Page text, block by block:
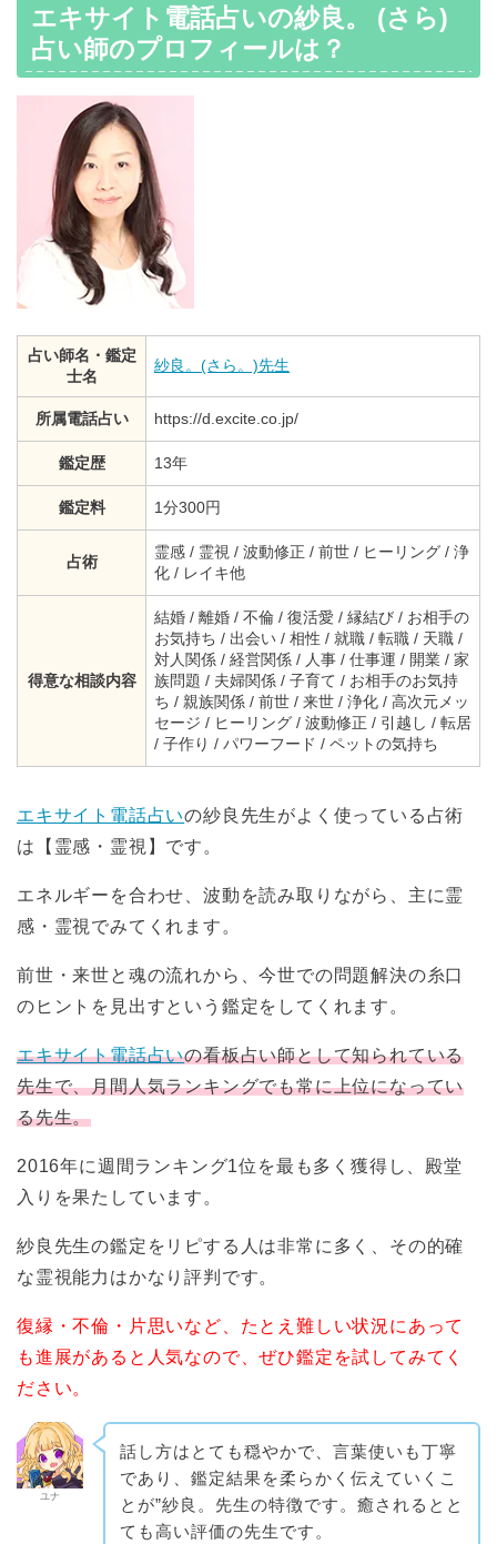
エキサイト電話占いの紗良。 (さら)
占い師のプロフィールは？
占い師名・鑑定
士名
紗良。(さら。)先生
所属電話占い https://d.excite.co.jp/
鑑定歴 13年
鑑定料 1分300円
占術
霊感 / 霊視 / 波動修正 / 前世 / ヒーリング / 浄
化 / レイキ他
得意な相談内容
結婚 / 離婚 / 不倫 / 復活愛 / 縁結び / お相手の
お気持ち / 出会い / 相性 / 就職 / 転職 / 天職 /
対人関係 / 経営関係 / 人事 / 仕事運 / 開業 / 家
族問題 / 夫婦関係 / 子育て / お相手のお気持
ち / 親族関係 / 前世 / 来世 / 浄化 / 高次元メッ
セージ / ヒーリング / 波動修正 / 引越し / 転居
/ 子作り / パワーフード / ペットの気持ち
エキサイト電話占いの紗良先生がよく使っている占術
は【霊感・霊視】です。
エネルギーを合わせ、波動を読み取りながら、主に霊
感・霊視でみてくれます。
前世・来世と魂の流れから、今世での問題解決の糸口
のヒントを見出すという鑑定をしてくれます。
エキサイト電話占いの看板占い師として知られている
先生で、月間人気ランキングでも常に上位になってい
る先生。
2016年に週間ランキング1位を最も多く獲得し、殿堂
入りを果たしています。
紗良先生の鑑定をリピする人は非常に多く、その的確
な霊視能力はかなり評判です。
復縁・不倫・片思いなど、たとえ難しい状況にあって
も進展があると人気なので、ぜひ鑑定を試してみてく
ださい。
ユナ
話し方はとても穏やかで、言葉使いも丁寧
であり、鑑定結果を柔らかく伝えていくこ
とが”紗良。先生の特徴です。癒されるとと
ても高い評価の先生です。